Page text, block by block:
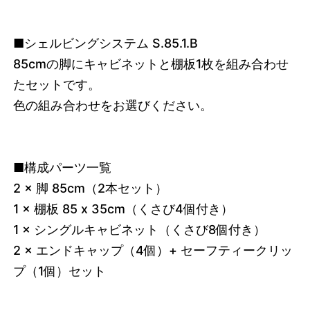
■シェルビングシステム S.85.1.B
85cmの脚にキャビネットと棚板1枚を組み合わせ
たセットです。
色の組み合わせをお選びください。
■構成パーツ一覧
2 × 脚 85cm（2本セット）
1 × 棚板 85 x 35cm（くさび4個付き）
1 × シングルキャビネット（くさび8個付き）
2 × エンドキャップ（4個）+ セーフティークリッ
プ（1個）セット